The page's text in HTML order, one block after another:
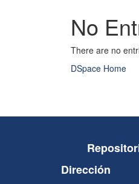
No
There are no
DSpace Home
Dirección